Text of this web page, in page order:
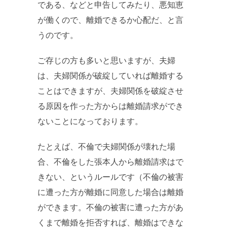
である、などと申告してみたり、悪知恵
が働くので、離婚できるか心配だ、と言
うのです。
ご存じの方も多いと思いますが、夫婦
は、夫婦関係が破綻していれば離婚する
ことはできますが、夫婦関係を破綻させ
る原因を作った方からは離婚請求ができ
ないことになっております。
たとえば、不倫で夫婦関係が壊れた場
合、不倫をした張本人から離婚請求はで
きない、というルールです（不倫の被害
に遭った方が離婚に同意した場合は離婚
ができます。不倫の被害に遭った方があ
くまで離婚を拒否すれば、離婚はできな